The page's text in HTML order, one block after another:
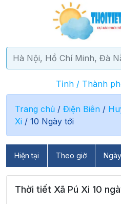
Tỉnh / Thành
Trang chủ / Điện Biên /
Xi / 10 Ngày tới
Hiện tại Theo giờ
Thời tiết Xã Pú Xi 10